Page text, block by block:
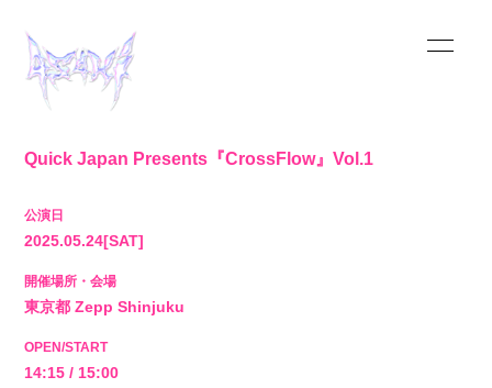
Quick Japan Presents『CrossFlow』Vol.1
公演日
2025.05.24[SAT]
開催場所・会場
東京都Zepp Shinjuku
OPEN/START
14:15 / 15:00